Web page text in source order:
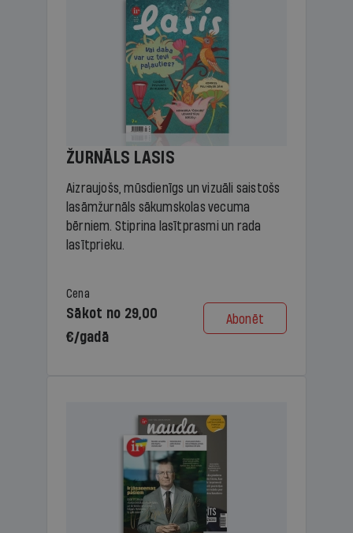
ŽURNĀLS LASIS
Aizraujošs, mūsdienīgs un vizuāli saistošs
lasāmžurnāls sākumskolas vecuma
bērniem. Stiprina lasītprasmi un rada
lasītprieku.
Cena
Sākot no 29,00
€/gadā
Abonēt